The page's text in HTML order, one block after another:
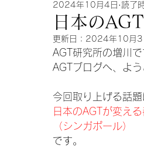
ニュートラム ユーカリが丘
他のシステム AGT全般
日本の
2024年10月4日 読了
更新日： 2024年10月
AGT研究所の増川で
AGTブログへ、よう
今回取り上げる話題
日本のAGTが変え
（シンガポール）
です。